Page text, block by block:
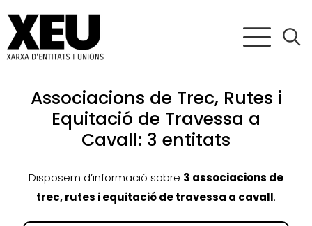
Associacions de Trec, Rutes i
Equitació de Travessa a
Cavall: 3 entitats
Disposem d’informació sobre 3 associacions de
trec, rutes i equitació de travessa a cavall.